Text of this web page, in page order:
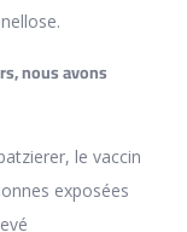
nous avons
le vaccin
exposées